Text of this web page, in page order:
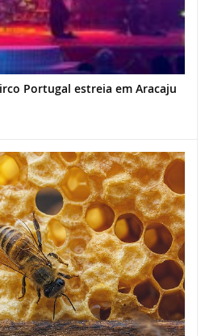
Portugal estreia em Aracaju